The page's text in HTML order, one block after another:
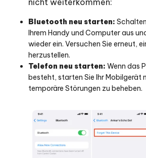
nicht weiterkommen:
Bluetooth neu starten:
Ihrem Handy und Computer aus
wieder ein. Versuchen Sie erneut,
herzustellen.
Telefon neu starten: Wenn das
besteht, starten Sie Ihr Mobilgerät
temporäre Störungen zu beheben.